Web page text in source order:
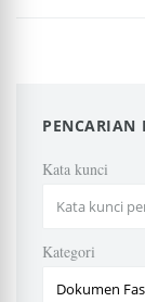
PENCARIAN
Kata kunci
Kategori